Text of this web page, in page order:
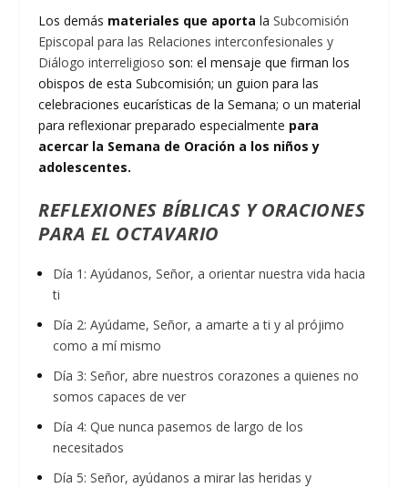
Los demás materiales que aporta laSubcomisión
Episcopal para las Relaciones interconfesionales y
Diálogo interreligioso son: el mensaje que firman los
obispos de esta Subcomisión; un guion para las
celebraciones eucarísticas de la Semana; o un material
para reflexionar preparado especialmente para
acercar la Semana de Oración a los niños y
adolescentes.
REFLEXIONES BÍBLICAS Y ORACIONES
PARA EL OCTAVARIO
Día 1: Ayúdanos, Señor, a orientar nuestra vida hacia
ti
Día 2: Ayúdame, Señor, a amarte a ti y al prójimo
como a mí mismo
Día 3: Señor, abre nuestros corazones a quienes no
somos capaces de ver
Día 4: Que nunca pasemos de largo de los
necesitados
Día 5: Señor, ayúdanos a mirar las heridas y